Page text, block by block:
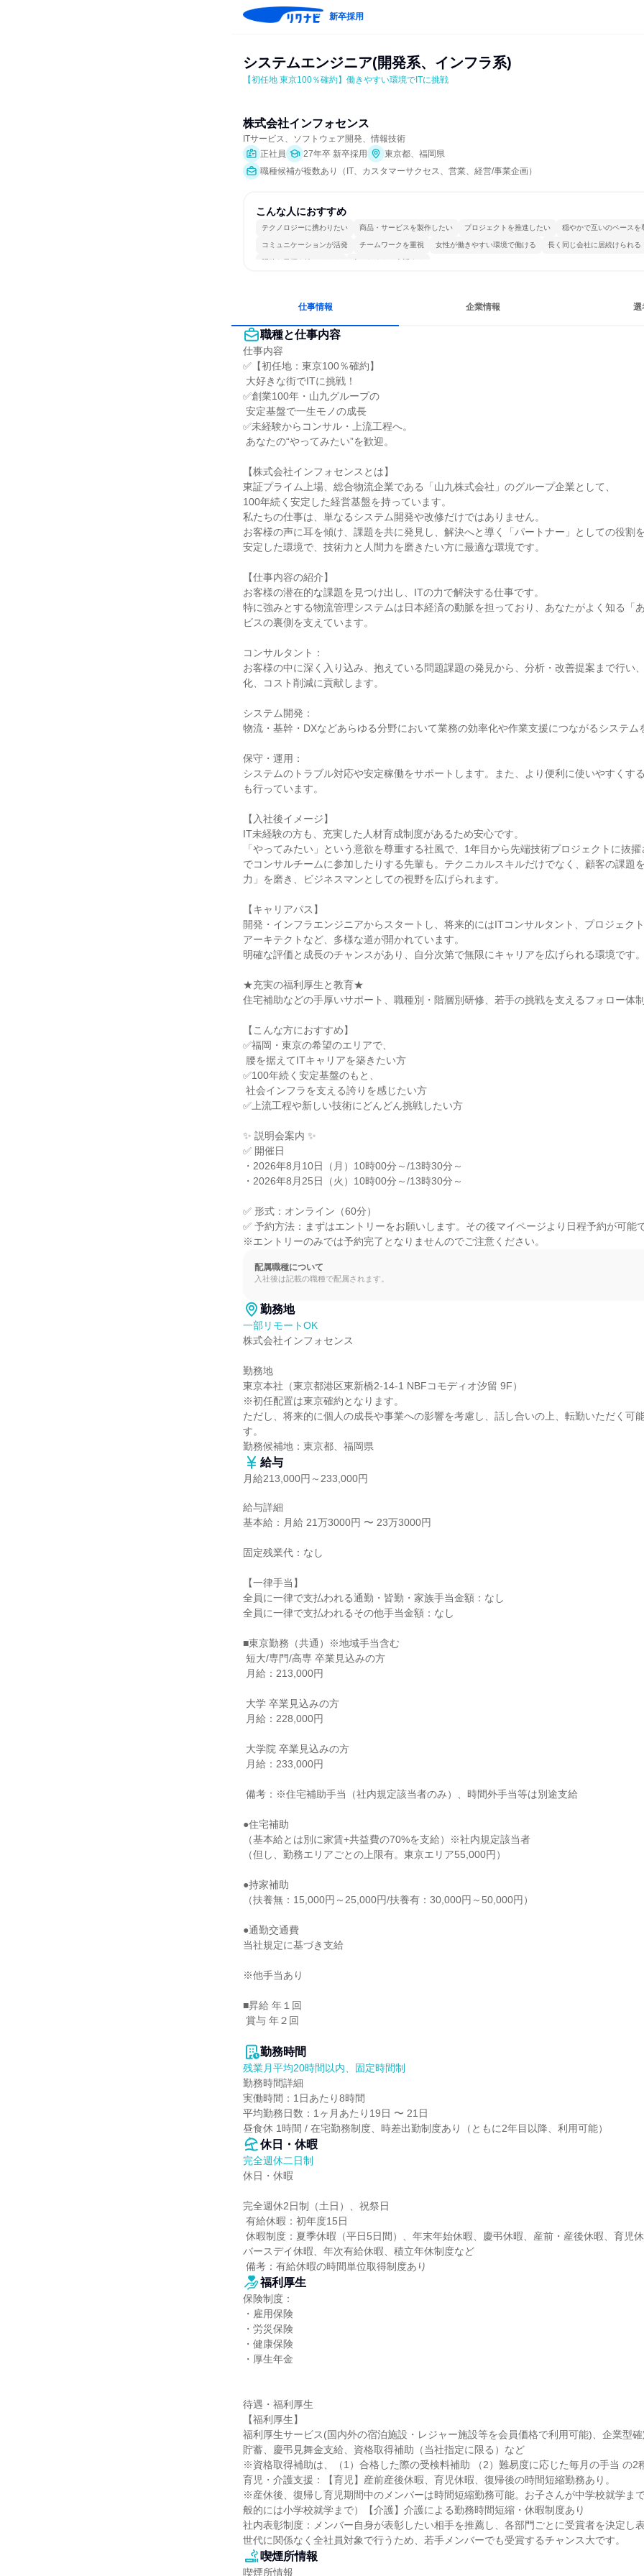
新卒採用
システムエンジニア(開発系、インフラ系)
【初任地 東京100％確約】働きやすい環境でITに挑戦
株式会社インフォセンス
ITサービス、ソフトウェア開発、情報技術
正社員
27年卒 新卒採用
東京都、福岡県
職種候補が複数あり（IT、カスタマーサクセス、営業、経営/事業企画）
こんな人におすすめ
テクノロジーに携わりたい 商品・サービスを製作したい プロジェクトを推進したい 穏やかで互いのペースを
コミュニケーションが活発 チームワークを重視 女性が働きやすい環境で働ける 長く同じ会社に居続けられる
明確な目標を追いかける 人とたくさん会話する
仕事情報 企業情報 選
職種と仕事内容
仕事内容
✅【初任地：東京100％確約】
✅創業100年・山九グループの
✅未経験からコンサル・上流工程へ。
【株式会社インフォセンスとは】
東証プライム上場、総合物流企業である「山九株式会社」のグループ企業として、
100年続く安定した経営基盤を持っています。
私たちの仕事は、単なるシステム開発や改修だけではありません。
お客様の声に耳を傾け、課題を共に発見し、解決へと導く「パートナー」としての役割を
安定した環境で、技術力と人間力を磨きたい方に最適な環境です。
【仕事内容の紹介】
お客様の潜在的な課題を見つけ出し、ITの力で解決する仕事です。
特に強みとする物流管理システムは日本経済の動脈を担っており、あなたがよく知る「
ビスの裏側を支えています。
コンサルタント：
お客様の中に深く入り込み、抱えている問題課題の発見から、分析・改善提案まで行い
化、コスト削減に貢献します。
システム開発：
物流・基幹・DXなどあらゆる分野において業務の効率化や作業支援につながるシステム
保守・運用：
システムのトラブル対応や安定稼働をサポートします。また、より便利に使いやすくす
も行っています。
【入社後イメージ】
IT未経験の方も、充実した人材育成制度があるため安心です。
「やってみたい」という意欲を尊重する社風で、1年目から先端技術プロジェクトに抜擢
でコンサルチームに参加したりする先輩も。テクニカルスキルだけでなく、顧客の課題
力」を磨き、ビジネスマンとしての視野を広げられます。
【キャリアパス】
開発・インフラエンジニアからスタートし、将来的にはITコンサルタント、プロジェクト
アーキテクトなど、多様な道が開かれています。
明確な評価と成長のチャンスがあり、自分次第で無限にキャリアを広げられる環境です。
★充実の福利厚生と教育★
住宅補助などの手厚いサポート、職種別・階層別研修、若手の挑戦を支えるフォロー体制
【こんな方におすすめ】
✅福岡・東京の希望のエリアで、
✅100年続く安定基盤のもと、
✅上流工程や新しい技術にどんどん挑戦したい方
✨ 説明会案内 ✨
✅ 開催日
・2026年8月10日（月）10時00分～/13時30分～
・2026年8月25日（火）10時00分～/13時30分～
✅ 形式：オンライン（60分）
✅ 予約方法：まずはエントリーをお願いします。その後マイページより日程予約が可能で
※エントリーのみでは予約完了となりませんのでご注意ください。
配属職種について
入社後は記載の職種で配属されます。
勤務地
一部リモートOK
株式会社インフォセンス
勤務地
東京本社（東京都港区東新橋2-14-1 NBFコモディオ汐留 9F）
※初任配置は東京確約となります。
ただし、将来的に個人の成長や事業への影響を考慮し、話し合いの上、転勤いただく可
す。
勤務候補地：東京都、福岡県
給与
月給213,000円～233,000円
給与詳細
基本給：月給 21万3000円 〜 23万3000円
固定残業代：なし
【一律手当】
全員に一律で支払われる通勤・皆勤・家族手当金額：なし
全員に一律で支払われるその他手当金額：なし
■東京勤務（共通）※地域手当含む
●住宅補助
（基本給とは別に家賃+共益費の70%を支給）※社内規定該当者
（但し、勤務エリアごとの上限有。東京エリア55,000円）
●持家補助
（扶養無：15,000円～25,000円/扶養有：30,000円～50,000円）
●通勤交通費
当社規定に基づき支給
※他手当あり
■昇給 年１回
勤務時間
残業月平均20時間以内、固定時間制
勤務時間詳細
実働時間：1日あたり8時間
平均勤務日数：1ヶ月あたり19日 〜 21日
昼食休 1時間 / 在宅勤務制度、時差出勤制度あり（ともに2年目以降、利用可能）
休日・休暇
完全週休二日制
休日・休暇
完全週休2日制（土日）、祝祭日
バースデイ休暇、年次有給休暇、積立年休制度など
備考：有給休暇の時間単位取得制度あり
福利厚生
保険制度：
・雇用保険
・労災保険
・健康保険
・厚生年金
待遇・福利厚生
【福利厚生】
福利厚生サービス(国内外の宿泊施設・レジャー施設等を会員価格で利用可能)、企業型
貯蓄、慶弔見舞金支給、資格取得補助（当社指定に限る）など
※資格取得補助は、（1）合格した際の受検料補助 （2）難易度に応じた毎月の手当 の2
育児・介護支援：【育児】産前産後休暇、育児休暇、復帰後の時間短縮勤務あり。
※産休後、復帰し育児期間中のメンバーは時間短縮勤務可能。お子さんが中学校就学ま
般的には小学校就学まで）【介護】介護による勤務時間短縮・休暇制度あり
社内表彰制度：メンバー自身が表彰したい相手を推薦し、各部門ごとに受賞者を決定し表
世代に関係なく全社員対象で行うため、若手メンバーでも受賞するチャンス大です。
喫煙所情報
喫煙所情報